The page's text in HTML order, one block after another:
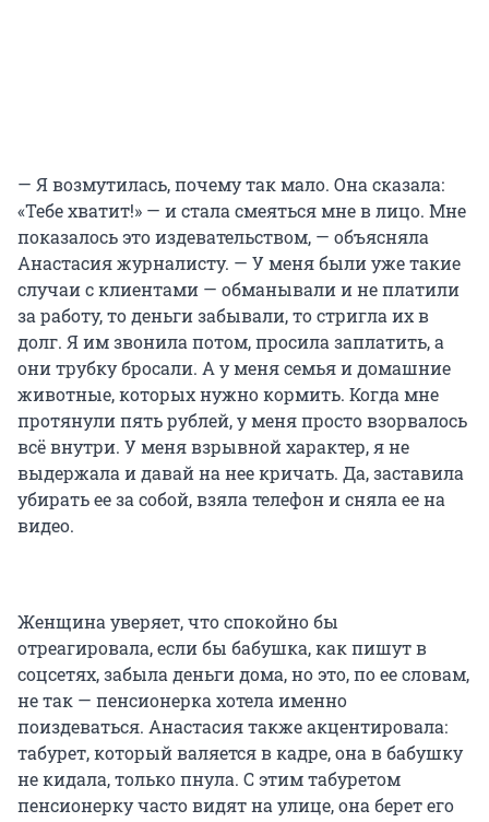
— Я возмутилась, почему так мало. Она сказала:
«Тебе хватит!» — и стала смеяться мне в лицо. Мне
показалось это издевательством, — объясняла
Анастасия журналисту. — У меня были уже такие
случаи с клиентами — обманывали и не платили
за работу, то деньги забывали, то стригла их в
долг. Я им звонила потом, просила заплатить, а
они трубку бросали. А у меня семья и домашние
животные, которых нужно кормить. Когда мне
протянули пять рублей, у меня просто взорвалось
всё внутри. У меня взрывной характер, я не
выдержала и давай на нее кричать. Да, заставила
убирать ее за собой, взяла телефон и сняла ее на
видео.
Женщина уверяет, что спокойно бы
отреагировала, если бы бабушка, как пишут в
соцсетях, забыла деньги дома, но это, по ее словам,
не так — пенсионерка хотела именно
поиздеваться. Анастасия также акцентировала:
табурет, который валяется в кадре, она в бабушку
не кидала, только пнула. С этим табуретом
пенсионерку часто видят на улице, она берет его